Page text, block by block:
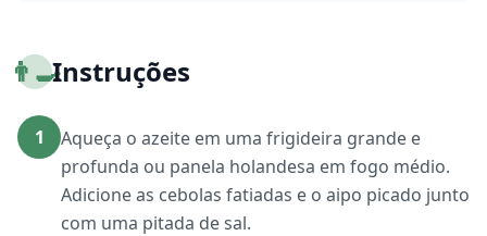
👨‍🍳Instruções
1
Aqueça o azeite em uma frigideira grande e
profunda ou panela holandesa em fogo médio.
Adicione as cebolas fatiadas e o aipo picado junto
com uma pitada de sal.